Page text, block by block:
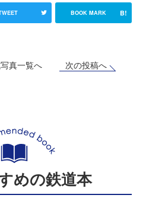
BOOK MARK B!
真一覧へ 次の投稿へ
めの鉄道本